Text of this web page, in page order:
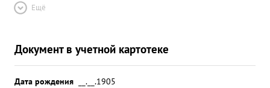
Ещё
Документ в учетной картотеке
Дата рождения __.__.1905